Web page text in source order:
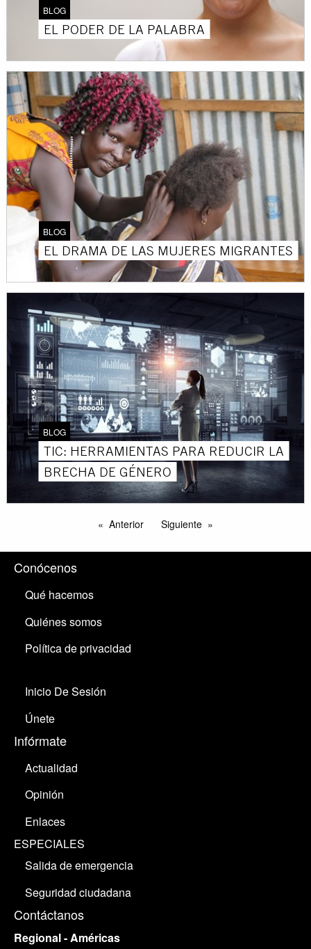
BLOG
EL PODER DE LA PALABRA
BLOG
EL DRAMA DE LAS MUJERES MIGRANTES
BLOG
TIC: HERRAMIENTAS PARA REDUCIR LA
BRECHA DE GÉNERO
Anterior Siguiente
Conócenos
Qué hacemos
Quiénes somos
Política de privacidad
Inicio De Sesión
Únete
Infórmate
Actualidad
Opinión
Enlaces
ESPECIALES
Salida de emergencia
Seguridad ciudadana
Contáctanos
Regional - Américas